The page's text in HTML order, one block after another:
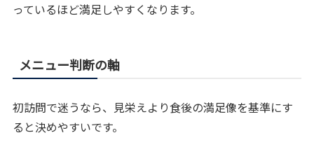
っているほど満足しやすくなります。
メニュー判断の軸
初訪問で迷うなら、見栄えより食後の満足像を基準にす
ると決めやすいです。